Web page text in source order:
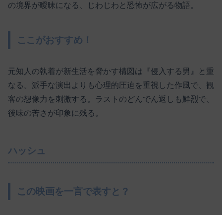
の境界が曖昧になる、じわじわと恐怖が広がる物語。
ここがおすすめ！
元知人の執着が新生活を脅かす構図は『侵入する男』と重
なる。派手な演出よりも心理的圧迫を重視した作風で、観
客の想像力を刺激する。ラストのどんでん返しも鮮烈で、
後味の苦さが印象に残る。
ハッシュ
この映画を一言で表すと？